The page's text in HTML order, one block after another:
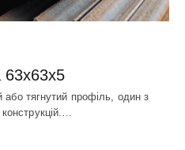
63х63х5
або тягнутий профіль, один з